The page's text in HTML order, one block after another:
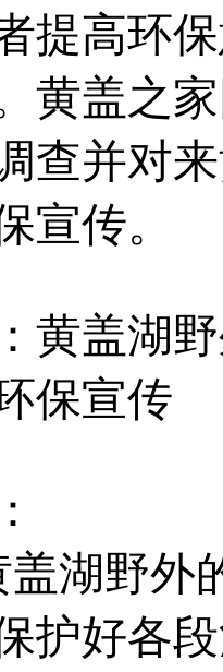
提高环
黄盖之
查并对
宣传。
黄盖湖
保宣传
盖湖野外
护好各